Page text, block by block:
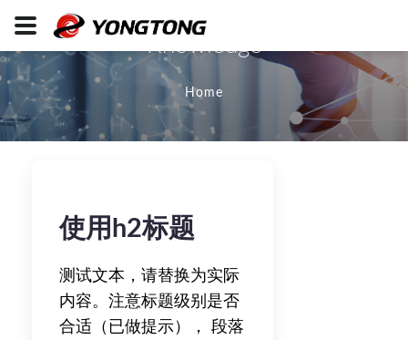
Knowledge
Home
使用h2标题
测试文本，请替换为实际
内容。注意标题级别是否
合适（已做提示）， 段落